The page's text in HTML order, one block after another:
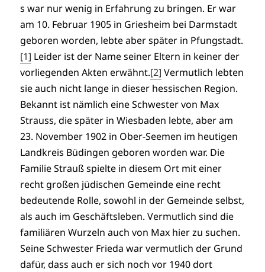
s war nur wenig in Erfahrung zu bringen. Er war
am 10. Februar 1905 in Griesheim bei Darmstadt
geboren worden, lebte aber später in Pfungstadt.
[1] Leider ist der Name seiner Eltern in keiner der
vorliegenden Akten erwähnt.[2] Vermutlich lebten
sie auch nicht lange in dieser hessischen Region.
Bekannt ist nämlich eine Schwester von Max
Strauss, die später in Wiesbaden lebte, aber am
23. November 1902 in Ober-Seemen im heutigen
Landkreis Büdingen geboren worden war. Die
Familie Strauß spielte in diesem Ort mit einer
recht großen jüdischen Gemeinde eine recht
bedeutende Rolle, sowohl in der Gemeinde selbst,
als auch im Geschäftsleben. Vermutlich sind die
familiären Wurzeln auch von Max hier zu suchen.
Seine Schwester Frieda war vermutlich der Grund
dafür, dass auch er sich noch vor 1940 dort